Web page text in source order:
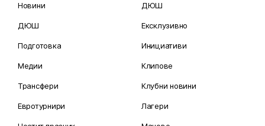
Новини
ДЮШ
Подготовка
Медии
Трансфери
Евротурнири
ДЮШ
Ексклузивно
Инициативи
Клипове
Клубни новини
Лагери